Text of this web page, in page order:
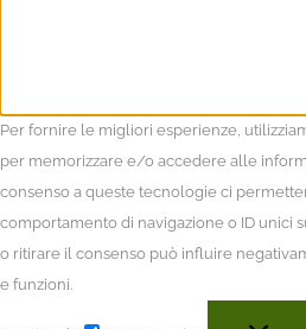
Per fornire le migliori esperienze,
per memorizzare e/o accedere alle
consenso a queste tecnologie ci
comportamento di navigazione o ID unici
o ritirare il consenso può influire
e funzioni.